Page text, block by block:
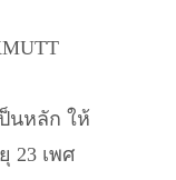
นหลัก ให้
23 เพศ